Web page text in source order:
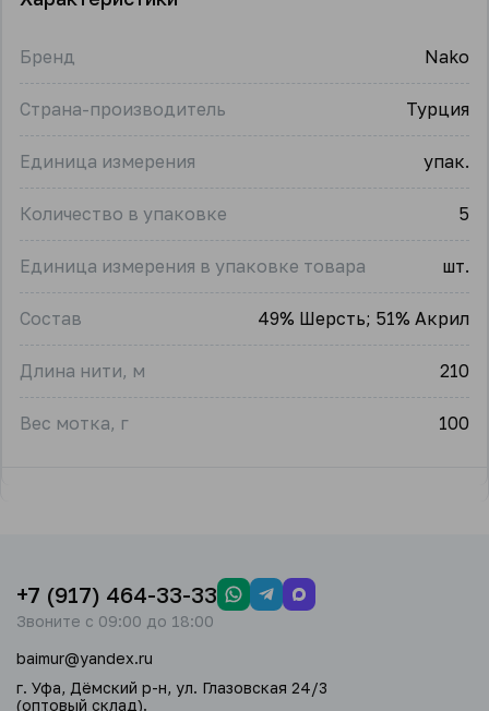
Бренд Nako
Страна-производитель Турция
Единица измерения упак.
Количество в упаковке 5
Единица измерения в упаковке товара шт.
Состав 49% Шерсть; 51% Акрил
Длина нити, м 210
Вес мотка, г 100
+7 (917) 464-33-33
Звоните с 09:00 до 18:00
baimur@yandex.ru
г. Уфа, Дёмский р-н, ул. Глазовская 24/3
(оптовый склад).